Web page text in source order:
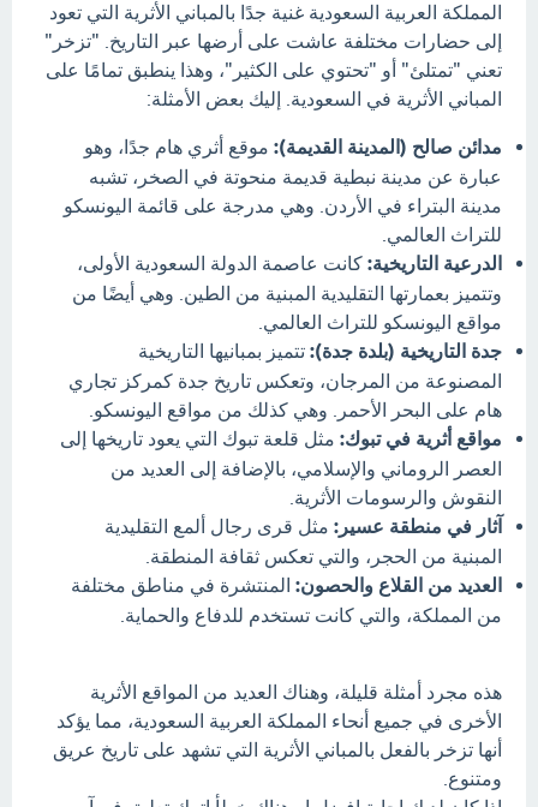
المملكة العربية السعودية غنية جدًا بالمباني الأثرية التي تعود
إلى حضارات مختلفة عاشت على أرضها عبر التاريخ. "تزخر"
تعني "تمتلئ" أو "تحتوي على الكثير"، وهذا ينطبق تمامًا على
المباني الأثرية في السعودية. إليك بعض الأمثلة:
مدائن صالح (المدينة القديمة): موقع أثري هام جدًا، وهو
عبارة عن مدينة نبطية قديمة منحوتة في الصخر، تشبه
مدينة البتراء في الأردن. وهي مدرجة على قائمة اليونسكو
للتراث العالمي.
الدرعية التاريخية: كانت عاصمة الدولة السعودية الأولى،
وتتميز بعمارتها التقليدية المبنية من الطين. وهي أيضًا من
مواقع اليونسكو للتراث العالمي.
جدة التاريخية (بلدة جدة): تتميز بمبانيها التاريخية
المصنوعة من المرجان، وتعكس تاريخ جدة كمركز تجاري
هام على البحر الأحمر. وهي كذلك من مواقع اليونسكو.
مواقع أثرية في تبوك: مثل قلعة تبوك التي يعود تاريخها إلى
العصر الروماني والإسلامي، بالإضافة إلى العديد من
النقوش والرسومات الأثرية.
آثار في منطقة عسير: مثل قرى رجال ألمع التقليدية
المبنية من الحجر، والتي تعكس ثقافة المنطقة.
العديد من القلاع والحصون: المنتشرة في مناطق مختلفة
من المملكة، والتي كانت تستخدم للدفاع والحماية.
هذه مجرد أمثلة قليلة، وهناك العديد من المواقع الأثرية
الأخرى في جميع أنحاء المملكة العربية السعودية، مما يؤكد
أنها تزخر بالفعل بالمباني الأثرية التي تشهد على تاريخ عريق
ومتنوع.